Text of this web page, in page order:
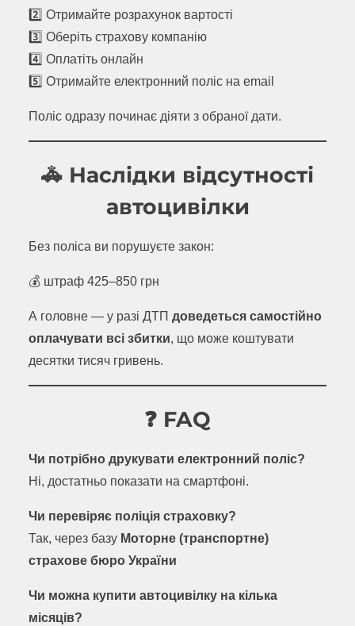
2️⃣ Отримайте розрахунок вартості
3️⃣ Оберіть страхову компанію
4️⃣ Оплатіть онлайн
5️⃣ Отримайте електронний поліс на email
Поліс одразу починає діяти з обраної дати.
🚓 Наслідки відсутності
автоцивілки
Без поліса ви порушуєте закон:
💰 штраф 425–850 грн
А головне — у разі ДТП доведеться самостійно
оплачувати всі збитки, що може коштувати
десятки тисяч гривень.
❓ FAQ
Чи потрібно друкувати електронний поліс?
Ні, достатньо показати на смартфоні.
Чи перевіряє поліція страховку?
Так, через базу Моторне (транспортне)
страхове бюро України
Чи можна купити автоцивілку на кілька
місяців?